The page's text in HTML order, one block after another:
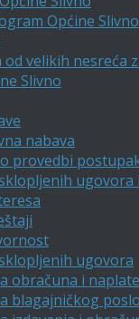
Općine Slivno
velikih nesreća
Slivno
nabava
provedbi
ugovora
obračuna i
blagajničkog